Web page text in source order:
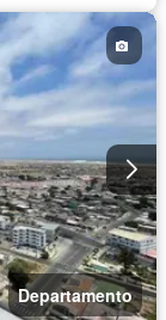
Wifi
Departamento